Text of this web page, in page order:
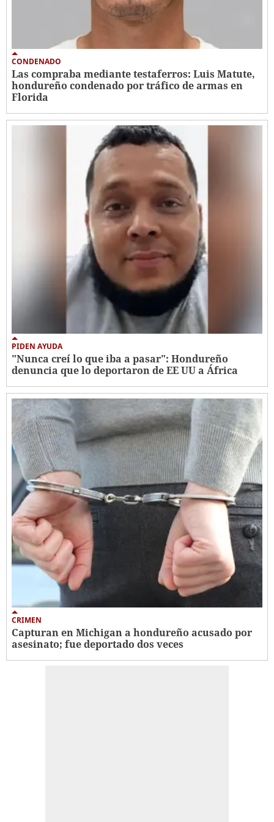
CONDENADO
Las compraba mediante testaferros: Luis Matute,
hondureño condenado por tráfico de armas en
Florida
PIDEN AYUDA
"Nunca creí lo que iba a pasar": Hondureño
denuncia que lo deportaron de EE UU a África
CRIMEN
Capturan en Michigan a hondureño acusado por
asesinato; fue deportado dos veces